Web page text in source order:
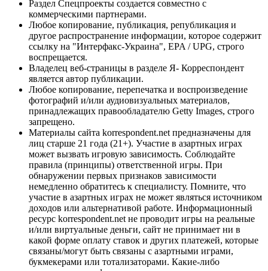
Раздел Спецпроекты создается совместно с
коммерческими партнерами.
Любое копирование, публикация, републикация и
другое распространение информации, которое содержит
ссылку на "Интерфакс-Украина", EPA / UPG, строго
воспрещается.
Владелец веб-страницы в разделе Я- Корреспондент
является автор публикации.
Любое копирование, перепечатка и воспроизведение
фотографий и/или аудиовизуальных материалов,
принадлежащих правообладателю Getty Images, строго
запрещено.
Материалы сайта korrespondent.net предназначены для
лиц старше 21 года (21+). Участие в азартных играх
может вызвать игровую зависимость. Соблюдайте
правила (принципы) ответственной игры. При
обнаружении первых признаков зависимости
немедленно обратитесь к специалисту. Помните, что
участие в азартных играх не может являться источником
доходов или альтернативой работе. Информационный
ресурс korrespondent.net не проводит игры на реальные
и/или виртуальные деньги, сайт не принимает ни в
какой форме оплату ставок и других платежей, которые
связаны/могут быть связаны с азартными играми,
букмекерами или тотализаторами. Какие-либо